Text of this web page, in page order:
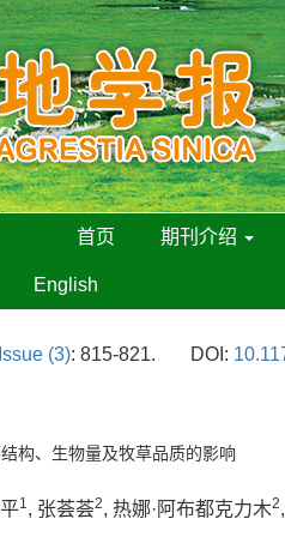
首页 期刊介绍
English
Issue (3): 815-821. DOI:
构、生物量及牧草品质的影响
1, 张荟荟2, 热娜·阿布都克力木2